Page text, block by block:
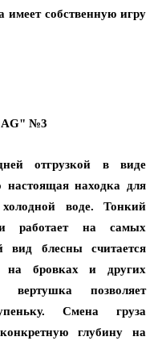
имеет собственную игру
отгрузкой в виде
находка для
воде. Тонкий
и работает на самых
блесны считается
бровках и других
вертушка позволяет
Смена груза
глубину на